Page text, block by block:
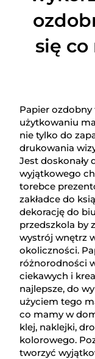
się co
Papier
użytkowaniu
nie tylko do
drukowania
Jest doskonały
wyjątkowego
torebce
zakładce do
dekorację do
przedszkola by
wystrój wnętrz
okoliczności.
różnorodności
ciekawych i
najlepsze, do
użyciem tego
co mamy w
klej, naklejki,
kolorowego.
tworzyć